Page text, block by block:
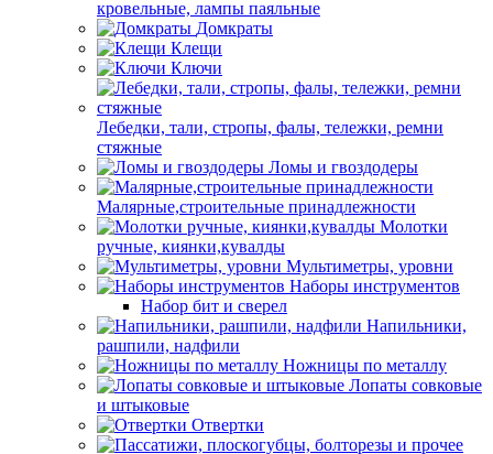
кровельные, лампы паяльные
Домкраты
Клещи
Ключи
Лебедки, тали, стропы, фалы, тележки, ремни
стяжные
Ломы и гвоздодеры
Малярные,строительные принадлежности
Молотки
ручные, киянки,кувалды
Мультиметры, уровни
Наборы инструментов
Набор бит и сверел
Напильники,
рашпили, надфили
Ножницы по металлу
Лопаты совковые
и штыковые
Отвертки